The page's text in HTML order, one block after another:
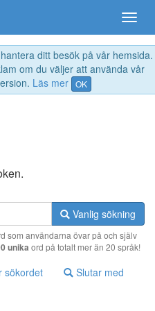
ditt besök på vår hemsida.
om du väljer att använda vår
Läs mer OK
Vanlig sökning
som användarna övar på och själv
unika ord på totalt mer än 20 språk!
sökordet Slutar med